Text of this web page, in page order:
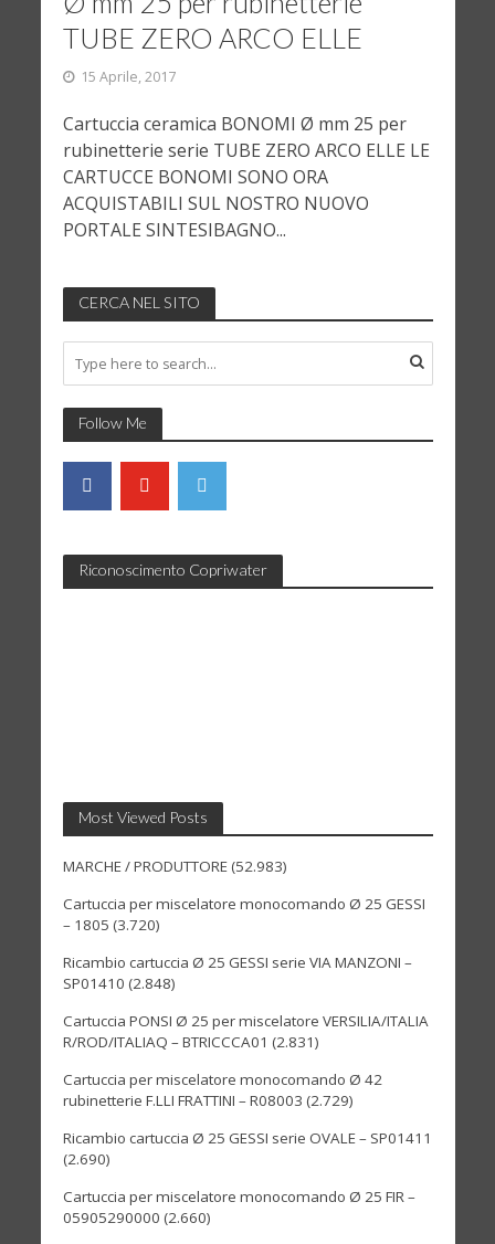
TUBE ZERO ARCO ELLE
15 Aprile, 2017
Cartuccia ceramica BONOMI Ø mm 25 per
rubinetterie serie TUBE ZERO ARCO ELLE LE
CARTUCCE BONOMI SONO ORA
ACQUISTABILI SUL NOSTRO NUOVO
PORTALE SINTESIBAGNO...
CERCA NEL SITO
Follow Me
Riconoscimento Copriwater
Most Viewed Posts
MARCHE / PRODUTTORE(52.983)
Cartuccia per miscelatore monocomando Ø 25 GESSI
– 1805 (3.720)
Ricambio cartuccia Ø 25 GESSI serie VIA MANZONI –
SP01410 (2.848)
Cartuccia PONSI Ø 25 per miscelatore VERSILIA/ITALIA
R/ROD/ITALIAQ – BTRICCCA01 (2.831)
Cartuccia per miscelatore monocomando Ø 42
rubinetterie F.LLI FRATTINI – R08003 (2.729)
Ricambio cartuccia Ø 25 GESSI serie OVALE – SP01411
(2.690)
Cartuccia per miscelatore monocomando Ø 25 FIR –
05905290000 (2.660)